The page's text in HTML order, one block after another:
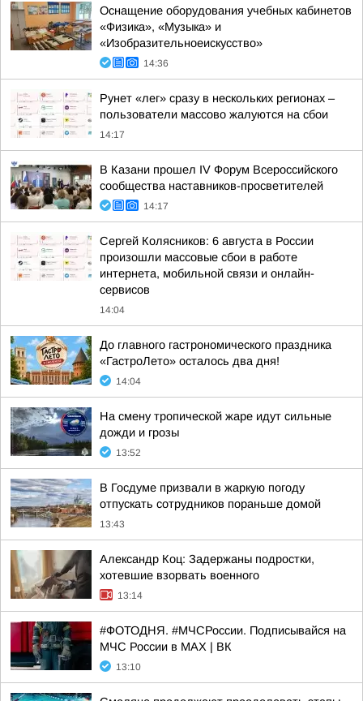
Оснащение оборудования учебных кабинетов
«Физика», «Музыка» и
«Изобразительноеискусство»
14:36
Рунет «лег» сразу в нескольких регионах –
пользователи массово жалуются на сбои
14:17
В Казани прошел IV Форум Всероссийского
сообщества наставников-просветителей
14:17
Сергей Колясников: 6 августа в России
произошли массовые сбои в работе
интернета, мобильной связи и онлайн-
сервисов
14:04
До главного гастрономического праздника
«ГастроЛето» осталось два дня!
14:04
На смену тропической жаре идут сильные
дожди и грозы
13:52
В Госдуме призвали в жаркую погоду
отпускать сотрудников пораньше домой
13:43
Александр Коц: Задержаны подростки,
хотевшие взорвать военного
13:14
#ФОТОДНЯ. #МЧСРоссии. Подписывайся на
МЧС России в MAX | ВК
13:10